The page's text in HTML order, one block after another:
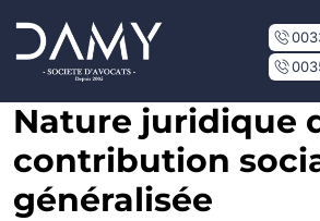
Nature juridique
contribution
généralisée